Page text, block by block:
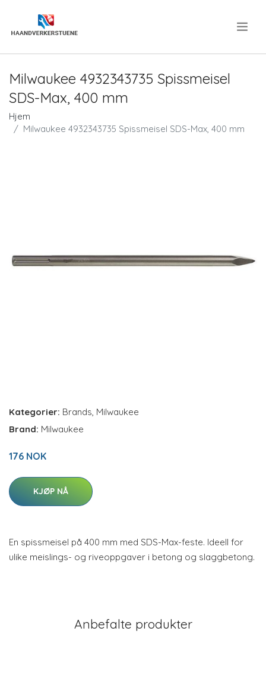
Milwaukee 4932343735 Spissmeisel
SDS-Max, 400 mm
Hjem
Milwaukee 4932343735 Spissmeisel SDS-Max, 400 mm
Kategorier: Brands, Milwaukee
Brand: Milwaukee
176 NOK
KJØP NÅ
En spissmeisel på 400 mm med SDS-Max-feste. Ideell for
ulike meislings- og riveoppgaver i betong og slaggbetong.
Anbefalte produkter